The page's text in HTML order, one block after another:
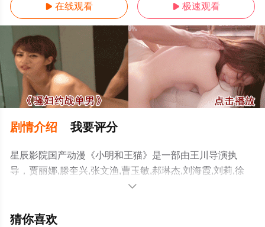
 在线观看  极速观看
剧情介绍 我要评分
星辰影院国产动漫《小明和王猫》是一部由王川导演执
导，贾丽娜,滕奎兴,张文渔,曹玉敏,郝琳杰,刘海霞,刘莉,徐
琳,佟春光等演员精彩演绎的大陆动漫，大结局剧情已揭晓
就上星辰影视，更多相关信息可移步至豆瓣动漫、电视猫

猜你喜欢